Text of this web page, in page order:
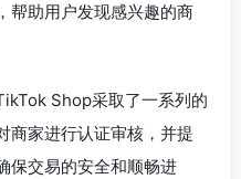
帮助用户发现感兴趣的商
Shop采取了一系列的
商家进行认证审核，并提
保交易的安全和顺畅进